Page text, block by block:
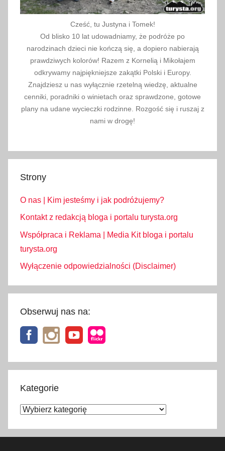
Cześć, tu Justyna i Tomek!
Od blisko 10 lat udowadniamy, że podróże po
narodzinach dzieci nie kończą się, a dopiero nabierają
prawdziwych kolorów! Razem z Kornelią i Mikołajem
odkrywamy najpiękniejsze zakątki Polski i Europy.
Znajdziesz u nas wyłącznie rzetelną wiedzę, aktualne
cenniki, poradniki o winietach oraz sprawdzone, gotowe
plany na udane wycieczki rodzinne. Rozgość się i ruszaj z
nami w drogę!
Strony
O nas | Kim jesteśmy i jak podróżujemy?
Kontakt z redakcją bloga i portalu turysta.org
Współpraca i Reklama | Media Kit bloga i portalu
turysta.org
Wyłączenie odpowiedzialności (Disclaimer)
Obserwuj nas na:
Kategorie
Kategorie